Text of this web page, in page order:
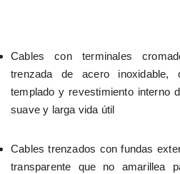
Cables con terminales
trenzada de acero inoxidable,
templado y revestimiento interno
suave y larga vida útil
Cables trenzados con fundas
transparente que no amarillea